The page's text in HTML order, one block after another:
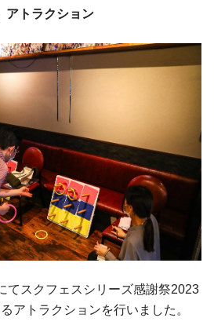
アトラクション
てスクフェスシリーズ感謝祭2023
アトラクションを行いました。